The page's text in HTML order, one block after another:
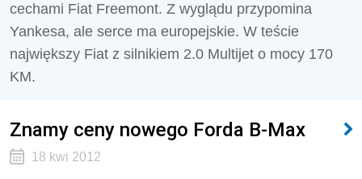
cechami Fiat Freemont. Z wyglądu przypomina
Yankesa, ale serce ma europejskie. W teście
największy Fiat z silnikiem 2.0 Multijet o mocy 170
KM.
Znamy ceny nowego Forda B-Max
18 kwi 2012